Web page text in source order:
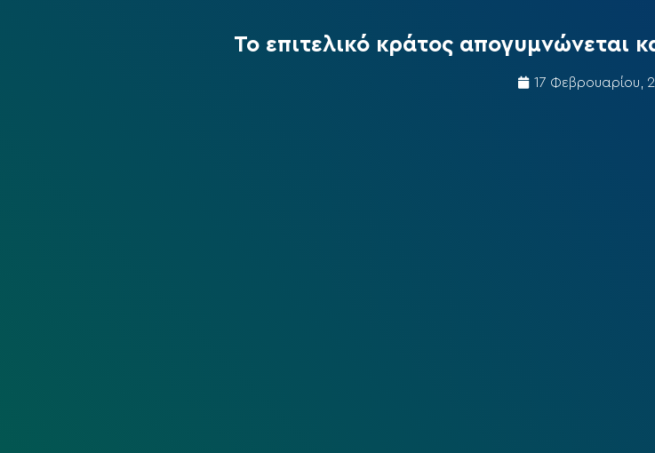
Το επιτελικό κράτος απογυμνώνεται
17 Φεβρουαρίου,